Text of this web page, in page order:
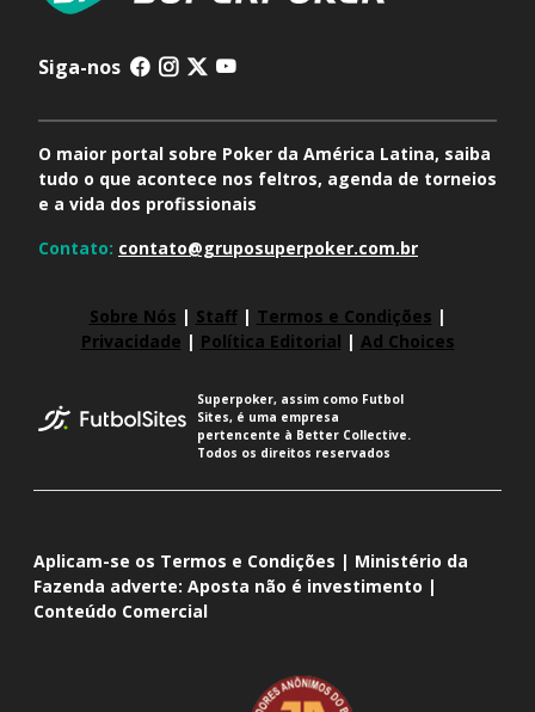
Siga-nos
O maior portal sobre Poker da América Latina, saiba
tudo o que acontece nos feltros, agenda de torneios
e a vida dos profissionais
Contato: contato@gruposuperpoker.com.br
Sobre Nós | Staff| Termos e Condições |
Privacidade | Política Editorial | Ad Choices
Superpoker, assim como Futbol
Sites, é uma empresa
pertencente à Better Collective.
Todos os direitos reservados
Aplicam-se os Termos e Condições | Ministério da
Fazenda adverte: Aposta não é investimento |
Conteúdo Comercial